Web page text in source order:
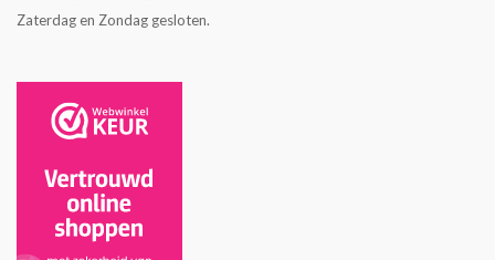
Zaterdag en Zondag gesloten.